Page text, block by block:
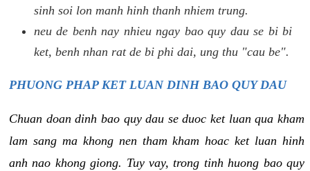
sinh soi lon manh hinh thanh nhiem trung.
neu de benh nay nhieu ngay bao quy dau se bi bi
ket, benh nhan rat de bi phi dai, ung thu "cau be".
PHUONG PHAP KET LUAN DINH BAO QUY DAU
Chuan doan dinh bao quy dau se duoc ket luan qua kham
lam sang ma khong nen tham kham hoac ket luan hinh
anh nao khong giong. Tuy vay, trong tinh huong bao quy